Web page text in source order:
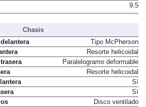
9,5
Chasis
Tipo McPherson
Resorte helicoidal
Paralelogramo deformable
Resorte helicoidal
Sí
Sí
Disco ventilado